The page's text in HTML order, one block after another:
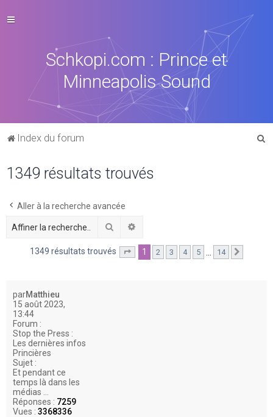
Schkopi.com : Prince et
Minneapolis Sound
Index du forum
1349 résultats trouvés
Aller à la recherche avancée
Rechercher
1349 résultats trouvés Page sur14
1 2 3 4 5 14
parMatthieu
15 août 2023,
13:44
Forum :
Stop the Press :
Les dernières infos
Princières
Sujet :
Et pendant ce
temps là dans les
médias ...
Réponses : 7259
Vues : 3368336